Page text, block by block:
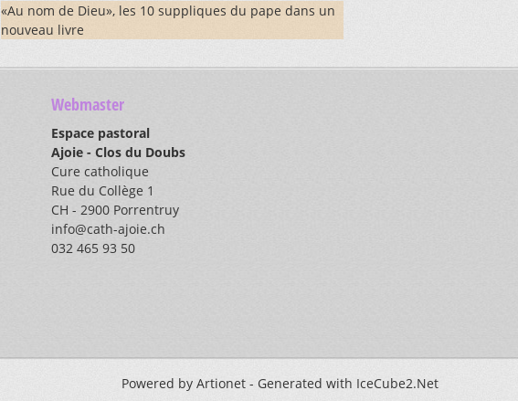
«Au nom de Dieu», les 10 suppliques du pape dans un
nouveau livre
Webmaster
Espace pastoral
Ajoie - Clos du Doubs
Cure catholique
Rue du Collège 1
CH - 2900 Porrentruy
info@cath-ajoie.ch
032 465 93 50
Powered by Artionet - Generated with IceCube2.Net